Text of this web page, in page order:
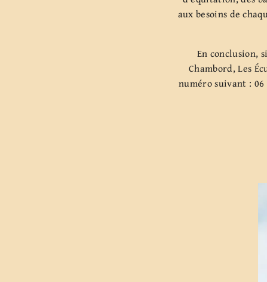
aux besoins de
En conclusion,
Chambord, Les
numéro suivant :